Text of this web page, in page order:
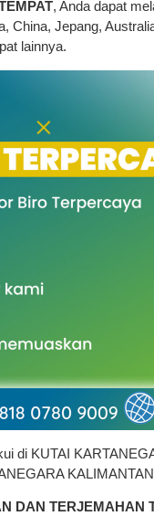
, Anda dapat
China, Jepang,
lainnya.
di KUTAI
DAN TERJEMAHAN